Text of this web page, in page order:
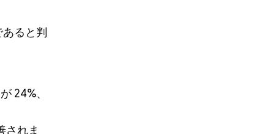
ると判
24%、
されま